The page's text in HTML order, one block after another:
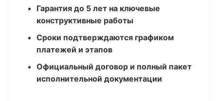
Гарантия до 5 лет на ключевые
конструктивные работы
Сроки подтверждаются графиком
платежей и этапов
Официальный договор и полный пакет
исполнительной документации